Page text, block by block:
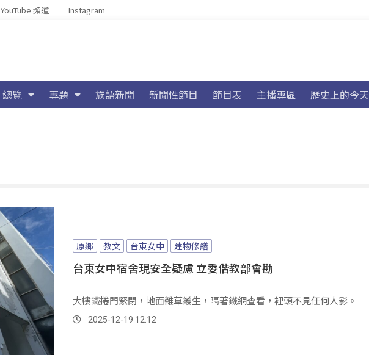
YouTube 頻道 Instagram
總覽 專題 族語新聞 新聞性節目 節目表 主播專區 歷史上的今天
原鄉 教文 台東女中 建物修繕
台東女中宿舍現安全疑慮 立委偕教部會勘
大樓鐵捲門緊閉，地面雜草叢生，隔著鐵網查看，裡頭不見任何人影。
2025-12-19 12:12